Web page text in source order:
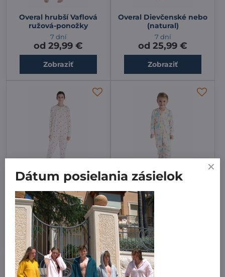
Overal hrubší Vaflová
ružová-ponožky
7 dní
od 29,99 €
Zobraziť
Overal Dievčenské nebo
(natural)
7 dní
od 25,99 €
Zobraziť
(natural)-ponožky
7 dní
od 29,99 €
Zobraziť
Rozprávka-ponožky
od 29,99 €
Zobraziť
Dátum posielania zásielok